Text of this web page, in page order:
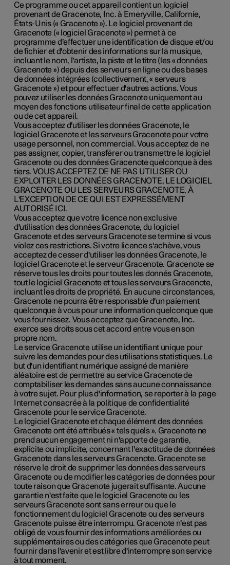
Ce programme ou cet appareil contient un logiciel
provenant de Gracenote, Inc. à Emeryville, Californie,
États-Unis (« Gracenote »). Le logiciel provenant de
Gracenote (« logiciel Gracenote ») permet à ce
programme d'effectuer une identification de disque et/ou
de fichier et d'obtenir des informations sur la musique,
incluant le nom, l'artiste, la piste et le titre (les « données
Gracenote ») depuis des serveurs en ligne ou des bases
de données intégrées (collectivement, « serveurs
Gracenote ») et pour effectuer d'autres actions. Vous
pouvez utiliser les données Gracenote uniquement au
moyen des fonctions utilisateur final de cette application
ou de cet appareil.
Vous acceptez d'utiliser les données Gracenote, le
logiciel Gracenote et les serveurs Gracenote pour votre
usage personnel, non commercial. Vous acceptez de ne
pas assigner, copier, transférer ou transmettre le logiciel
Gracenote ou des données Gracenote quelconque à des
tiers. VOUS ACCEPTEZ DE NE PAS UTILISER OU
EXPLOITER LES DONNÉES GRACENOTE, LE LOGICIEL
GRACENOTE OU LES SERVEURS GRACENOTE, À
L'EXCEPTION DE CE QUI EST EXPRESSÉMENT
AUTORISÉ ICI.
Vous acceptez que votre licence non exclusive
d'utilisation des données Gracenote, du logiciel
Gracenote et des serveurs Gracenote se termine si vous
violez ces restrictions. Si votre licence s'achève, vous
acceptez de cesser d'utiliser les données Gracenote, le
logiciel Gracenote et le serveur Gracenote. Gracenote se
réserve tous les droits pour toutes les donnés Gracenote,
tout le logiciel Gracenote et tous les serveurs Gracenote,
incluant les droits de propriété. En aucune circonstances,
Gracenote ne pourra être responsable d'un paiement
quelconque à vous pour une information quelconque que
vous fournissez. Vous acceptez que Gracenote, Inc.
exerce ses droits sous cet accord entre vous en son
propre nom.
Le service Gracenote utilise un identifiant unique pour
suivre les demandes pour des utilisations statistiques. Le
but d'un identifiant numérique assigné de manière
aléatoire est de permettre au service Gracenote de
comptabiliser les demandes sans aucune connaissance
à votre sujet. Pour plus d'information, se reporter à la page
Internet consacrée à la politique de confidentialité
Gracenote pour le service Gracenote.
Le logiciel Gracenote et chaque élément des données
Gracenote ont été attribués « tels quels ». Gracenote ne
prend aucun engagement ni n'apporte de garantie,
explicite ou implicite, concernant l'exactitude de données
Gracenote dans les serveurs Gracenote. Gracenote se
réserve le droit de supprimer les données des serveurs
Gracenote ou de modifier les catégories de données pour
toute raison que Gracenote jugerait suffisante. Aucune
garantie n'est faite que le logiciel Gracenote ou les
serveurs Gracenote sont sans erreur ou que le
fonctionnement du logiciel Gracenote ou des serveurs
Gracenote puisse être interrompu. Gracenote n'est pas
obligé de vous fournir des informations améliorées ou
supplémentaires ou des catégories que Gracenote peut
fournir dans l'avenir et est libre d'interrompre son service
à tout moment.